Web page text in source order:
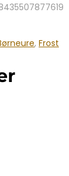
, Frost